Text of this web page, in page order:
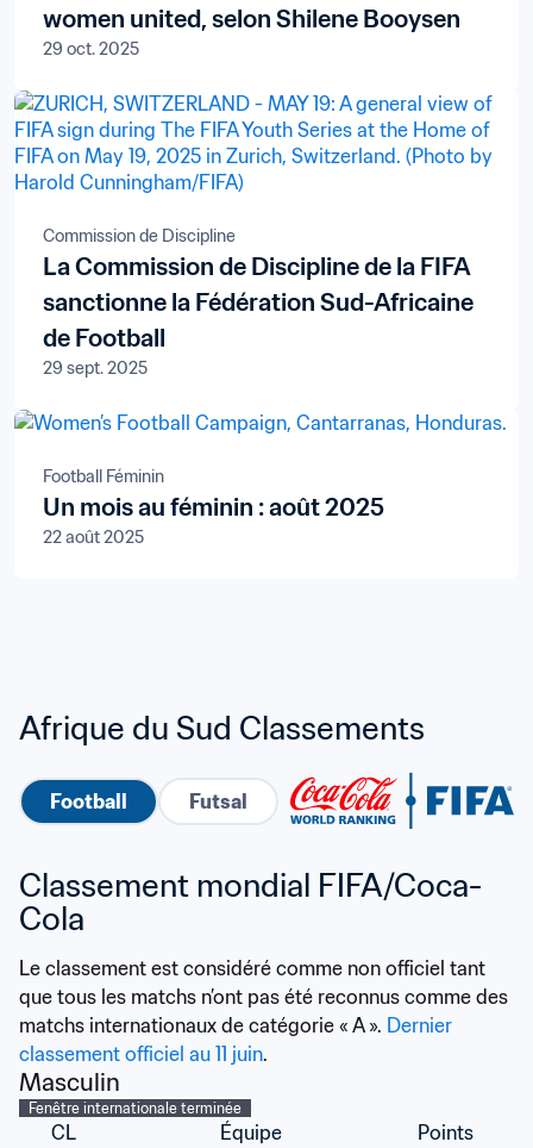
women united, selon Shilene Booysen
29 oct. 2025
Commission de Discipline
La Commission de Discipline de la FIFA
sanctionne la Fédération Sud-Africaine
de Football
29 sept. 2025
Football Féminin
Un mois au féminin : août 2025
22 août 2025
Afrique du Sud Classements
Football Futsal
Classement mondial FIFA/Coca-
Cola
Le classement est considéré comme non officiel tant
que tous les matchs n’ont pas été reconnus comme des
matchs internationaux de catégorie « A ». Dernier
classement officiel au 11 juin.
Masculin
Fenêtre internationale terminée
CL Équipe Points